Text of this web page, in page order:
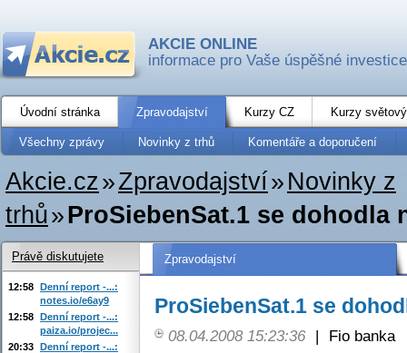
AKCIE ONLINE
informace pro Vaše úspěšné investice
Úvodní stránka Zpravodajství Kurzy CZ Kurzy
Všechny zprávy Novinky z trhů Komentáře a doporučení
Akcie.cz»Zpravodajství» Novinky z
trhů»ProSiebenSat.1 se dohodla
Zpravodajství
ProSiebenSat.1 se
08.04.2008 15:23:36 |
Fio banka
Právě diskutujete
12:58 Denní report -...:
notes.io/e6ay9
12:58 Denní report -...:
paiza.io/projec...
20:33 Denní report -...: